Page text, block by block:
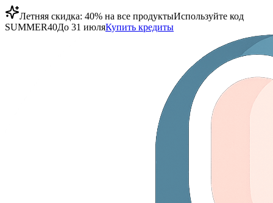
Летняя скидка: 40% на все продуктыИспользуйте код
SUMMER40До 31 июляКупить кредиты